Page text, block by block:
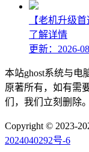
【老机升级
了解详情
更新：2026-
本站ghost系统与电
原著所有，如有需
们，我们立刻删除
Copyright © 2023-
2024040292号-6